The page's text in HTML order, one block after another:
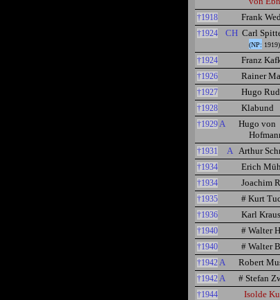
†1918 Frank
†1924 CH Carl
(NP: 1919)
†1924 Franz
†1926 Rainer
†1927 Hugo
†1928 Klabund
†1929A
Hugo von
†1931 A Arthur
†1934 Erich
†1934 Joachim
†1935 # Kurt
†1936 Karl Kraus
†1940 # Walter
†1940 # Walter
†1942A Robert
†1942A # Stefan
†1944 Isolde